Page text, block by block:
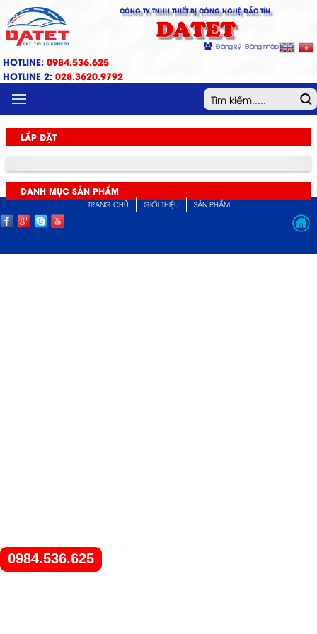
CÔNG TY TNHH THIẾT BỊ CÔNG NGHỆ ĐẮC TÍN
DATET
Đăng ký Đăng nhập
HOTLINE: 0984.536.625
HOTLINE 2: 028.3620.9792
0984.536.625
MENU
LẮP ĐẶT
DANH MỤC SẢN PHẨM
TRANG CHỦ GIỚI THIỆU SẢN PHẨM